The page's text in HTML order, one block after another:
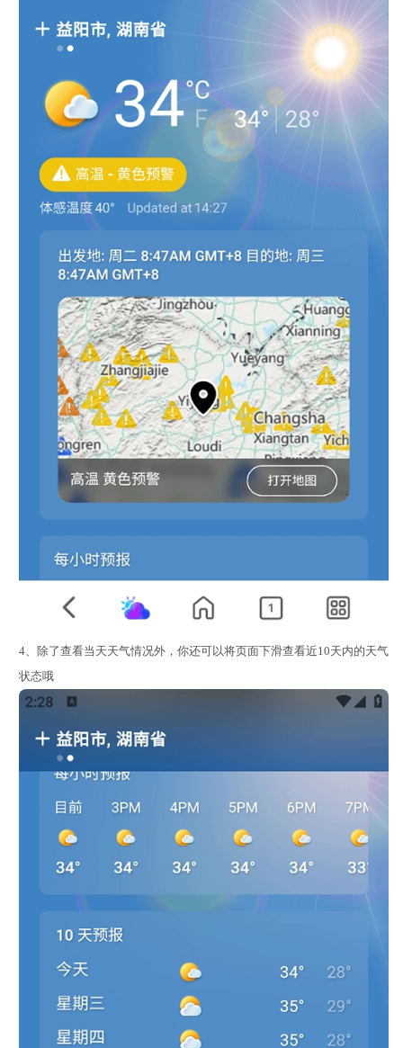
4、除了查看当天天气情况外，你还可以将页面下滑查看近10天内的天气
状态哦